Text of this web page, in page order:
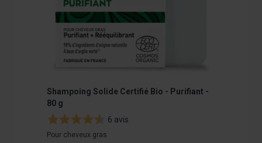
Shampoing Solide Certifié Bio - Purifiant -
80 g
6 avis
Pour cheveux gras